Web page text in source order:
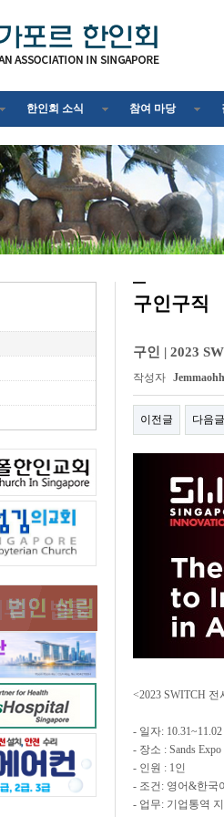
한인회 소식 참여 마당
구인구직
구인 | 2023
작성자 Jemmaohh
이전글 다음글
<2023 SWITCH
- 일자:
- 장소 : Sands
- 인원 : 1인
- 조건: 영어&한국
- 업무: 기업통역